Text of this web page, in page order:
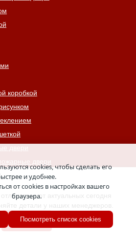
от актуальных сегодня
детали у наших менеджеров.
Хорошо
коробкой
двери
двери
помещений
cookies, чтобы сделать его
и удобнее.
от cookies в настройках вашего
браузера.
Посмотреть список cookies